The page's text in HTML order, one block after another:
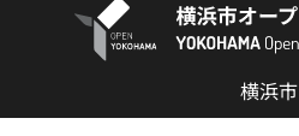
横浜市